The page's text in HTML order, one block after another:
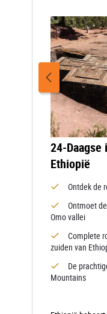
24-
Ethiopië
Ontdek de
Ontmoet
Omo vallei
Complete
zuiden van
De
Mountains